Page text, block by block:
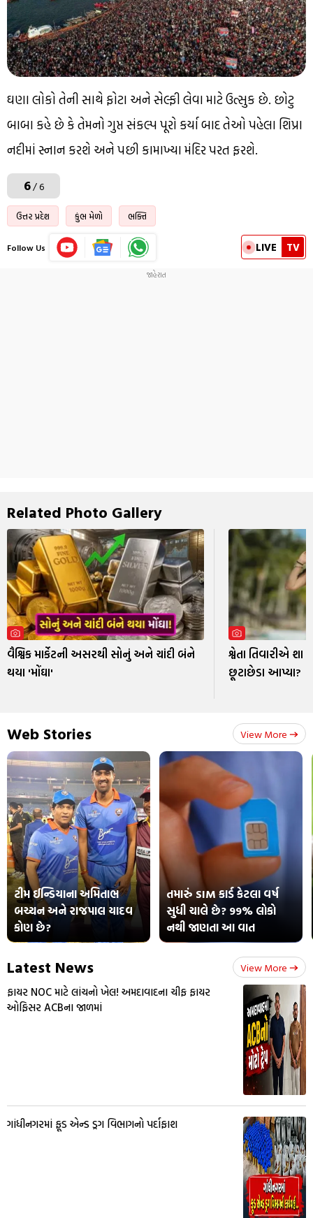
ઘણા લોકો તેની સાથે ફોટા અને સેલ્ફી લેવા માટે ઉત્સુક છે. છોટુ
બાબા કહે છે કે તેમનો ગુપ્ત સંકલ્પ પૂરો કર્યા બાદ તેઓ પહેલા શિપ્રા
નદીમાં સ્નાન કરશે અને પછી કામાખ્યા મંદિર પરત ફરશે.
6/ 6
ઉત્તર પ્રદેશ કુંભ મેળો ભક્તિ
Follow Us LIVE TV
Related Photo Gallery
વૈશ્વિક માર્કેટની અસરથી સોનું અને ચાંદી બંને
થયા 'મોંઘા'
શ્વેતા તિવારીએ
છૂટાછેડા આપ્યા?
Web Stories View More
ટીમ ઈન્ડિયાના અમિતાભ
બચ્ચન અને રાજપાલ યાદવ
કોણ છે?
તમારું SIM કાર્ડ કેટલા વર્ષ
સુધી ચાલે છે? 99% લોકો
નથી જાણતા આ વાત
Latest News View More
ફાયર NOC માટે લાંચનો ખેલ! અમદાવાદના ચીફ ફાયર
ઓફિસર ACBના જાળમાં
ગાંધીનગરમાં ફૂડ એન્ડ ડ્રગ વિભાગનો પર્દાફાશ